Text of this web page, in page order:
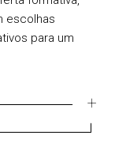
escolhas
para um